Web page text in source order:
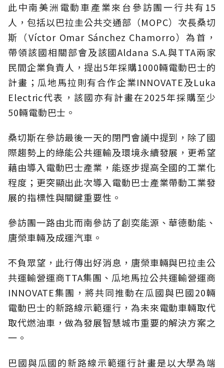
此中南美洲電動車產業來台參訪團一行共有15
人，包括以巴拉圭公共交通部（MOPC）次長桑切
斯（Víctor Omar Sánchez Chamorro）為首，
帶領該國相關部會及該國Aldana S.A.與TTA兩家
民間企業負責人，提出5年採購1000輛電動巴士的
計畫；瓜地馬拉則有合作企業INNOVATE及Luka
Electric代表，該國亦有計畫在2025年採購至少
50輛電動巴士。
桑切斯在參訪最後一天的閉門會議中提到，除了國
際趨勢上的綠能公共運輸及環境永續發展，更希望
藉由導入電動巴士產業，能逐步提高全國的工業化
程度；更突顯出此次導入電動巴士產業帶動工業發
展的指標性與關鍵重要性。
參訪團一路由北而南參訪了創奕能源、華德動能、
唐榮車輛及成運汽車。
不負眾望，此行傳出好消息，唐榮車輛與巴拉圭公
共運輸營運商TTA集團、瓜地馬拉公共運輸營運商
INNOVATE集團，將共同推動在瓜國與巴國20輛
電動巴士的新路線示範運行，為未來電動車輛取代
取代燃油車，做為發展智慧城市重要的解決方案之
一。
巴國與瓜國的新路線示範運行計畫是以大學為端